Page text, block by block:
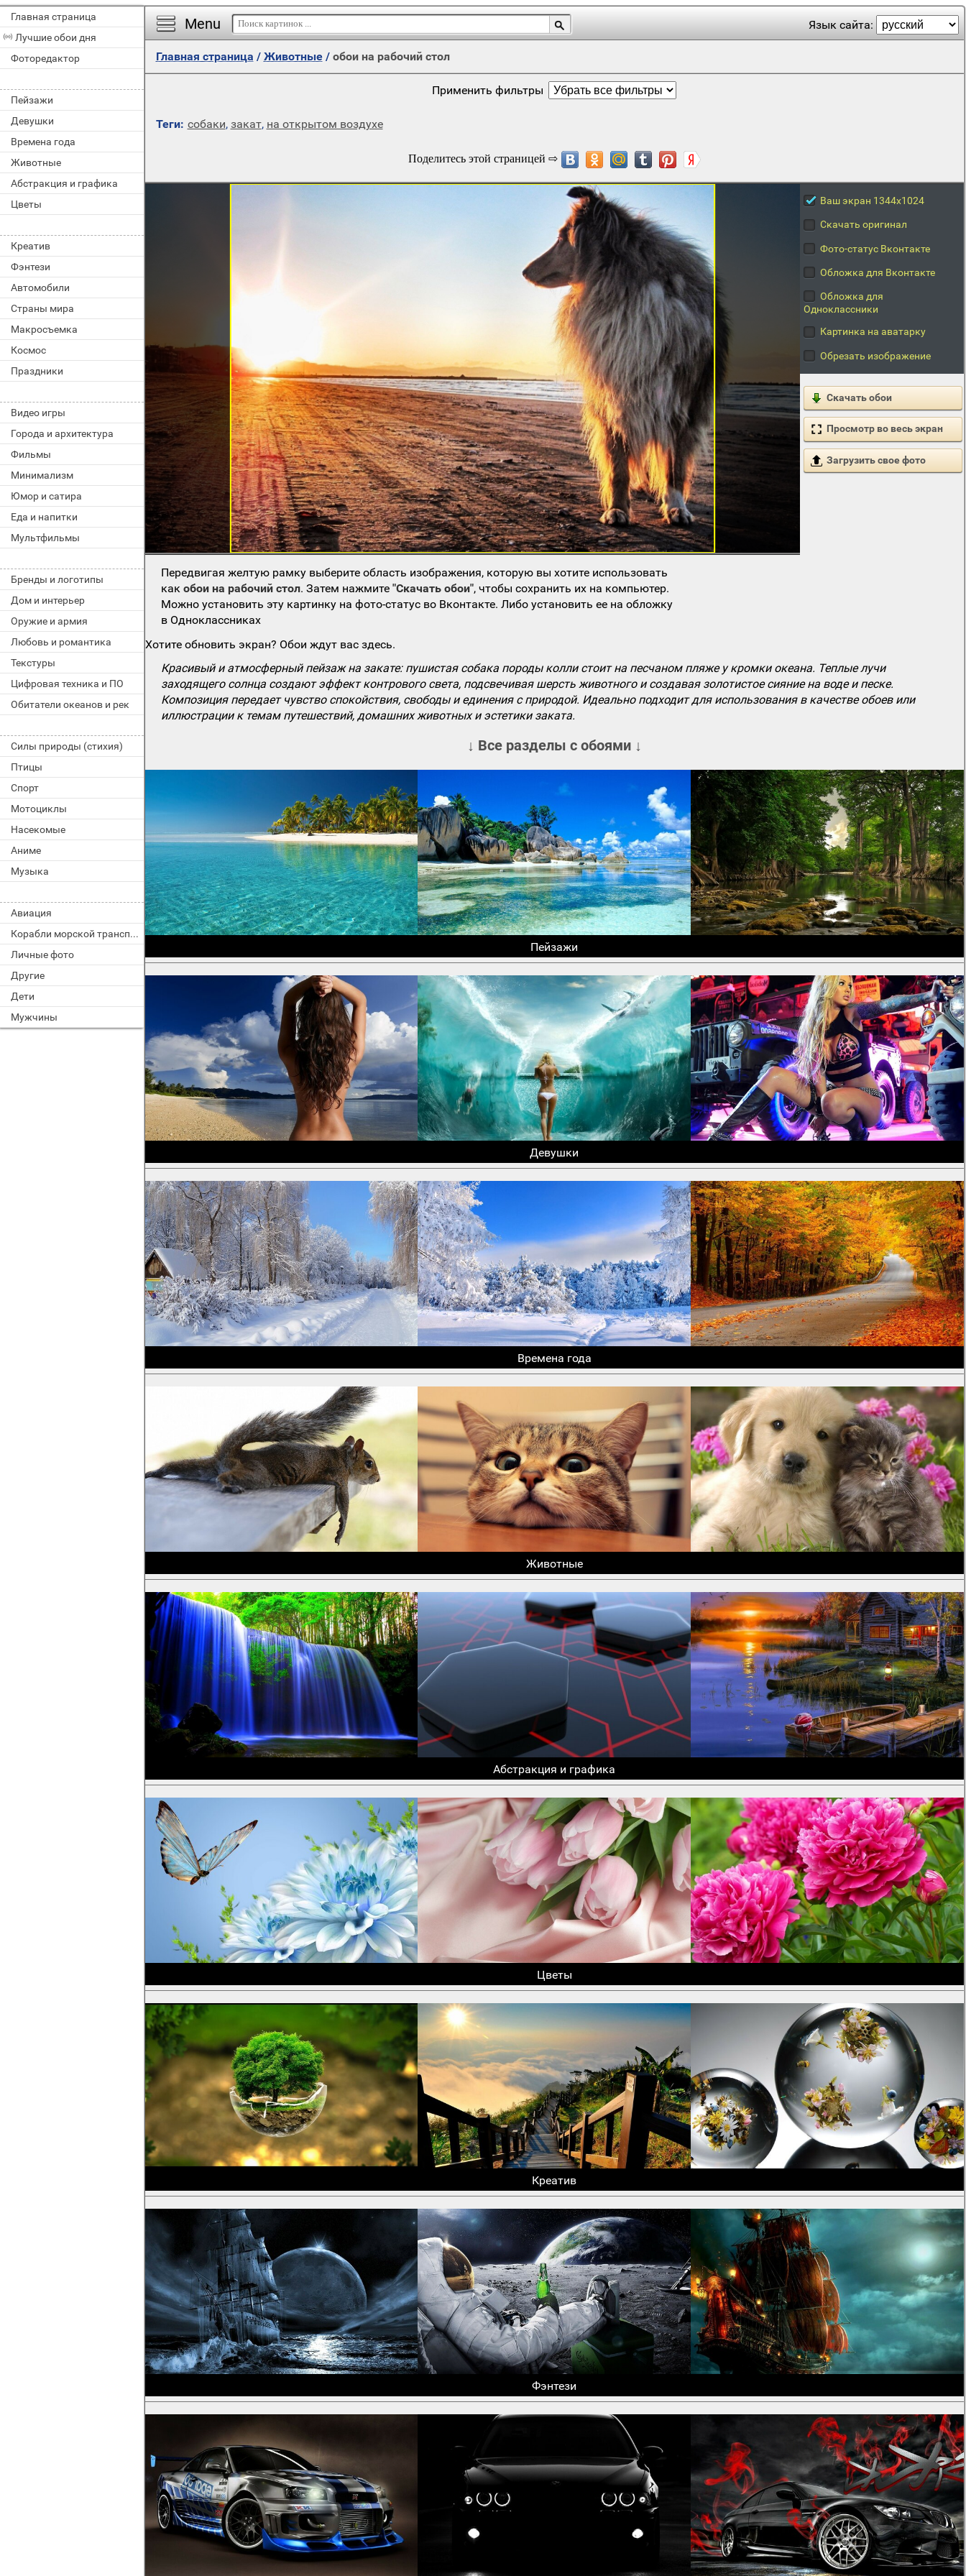
Главная страница
Лучшие обои дня
Фоторедактор
Пейзажи
Девушки
Времена года
Животные
Абстракция и графика
Цветы
Креатив
Фэнтези
Автомобили
Страны мира
Макросъемка
Космос
Праздники
Видео игры
Города и архитектура
Фильмы
Минимализм
Юмор и сатира
Еда и напитки
Мультфильмы
Бренды и логотипы
Дом и интерьер
Оружие и армия
Любовь и романтика
Текстуры
Цифровая техника и ПО
Обитатели океанов и рек
Силы природы (стихия)
Птицы
Спорт
Мотоциклы
Насекомые
Аниме
Музыка
Авиация
Корабли морской транспорт
Личные фото
Другие
Дети
Мужчины
Menu Язык сайта:
Главная страница / Животные/ обои на рабочий стол
Применить фильтры
Теги: собаки, закат, на открытом воздухе
Ваш экран 1344x1024
Скачать оригинал
Фото-статус Вконтакте
Обложка для Вконтакте
Обложка для
Одноклассники
Картинка на аватарку
Обрезать изображение
Скачать обои
Просмотр во весь экран
Загрузить свое фото
Передвигая желтую рамку выберите область изображения, которую вы хотите использовать
какобои на рабочий стол. Затем нажмите"Скачать обои", чтобы сохранить их на компьютер.
Можно установить эту картинку на фото-статус во Вконтакте. Либо установить ее на обложку
в Одноклассниках
Хотите обновить экран? Обои ждут вас здесь.
Красивый и атмосферный пейзаж на закате: пушистая собака породы колли стоит на песчаном пляже у кромки океана. Теплые лучи
заходящего солнца создают эффект контрового света, подсвечивая шерсть животного и создавая золотистое сияние на воде и песке.
Композиция передает чувство спокойствия, свободы и единения с природой. Идеально подходит для использования в качестве обоев или
иллюстрации к темам путешествий, домашних животных и эстетики заката.
↓ Все разделы с обоями ↓
Пейзажи
Девушки
Времена года
Животные
Абстракция и графика
Цветы
Креатив
Фэнтези